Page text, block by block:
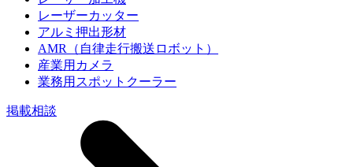
レーザーカッター
アルミ押出形材
AMR（自律走行搬送ロボット）
産業用カメラ
業務用スポットクーラー
掲載相談